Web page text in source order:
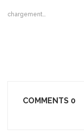
chargement…
COMMENTS 0